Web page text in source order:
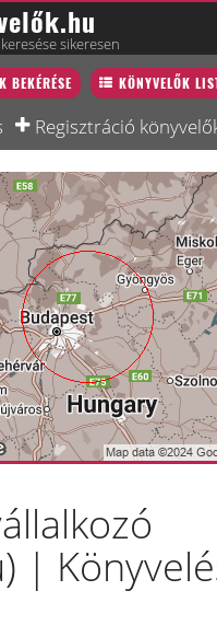
sikeresen
BEKÉRÉSE KÖNYVELŐK
Regisztráció
|